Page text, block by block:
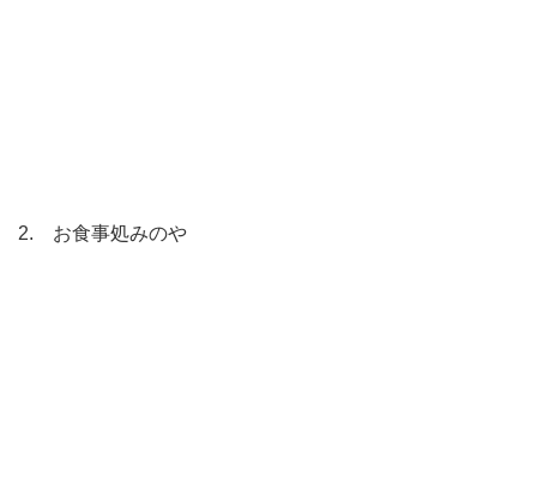
2. お食事処みのや